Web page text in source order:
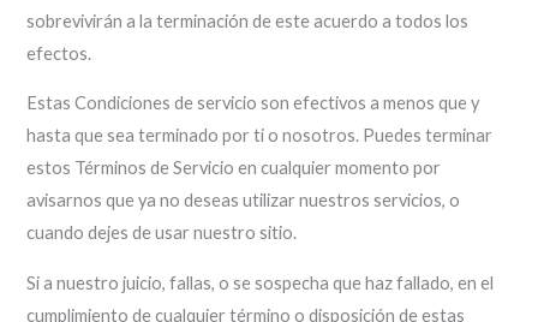
sobrevivirán a la terminación de este acuerdo a todos los
efectos.
Estas Condiciones de servicio son efectivos a menos que y
hasta que sea terminado por ti o nosotros. Puedes terminar
estos Términos de Servicio en cualquier momento por
avisarnos que ya no deseas utilizar nuestros servicios, o
cuando dejes de usar nuestro sitio.
Si a nuestro juicio, fallas, o se sospecha que haz fallado, en el
cumplimiento de cualquier término o disposición de estas